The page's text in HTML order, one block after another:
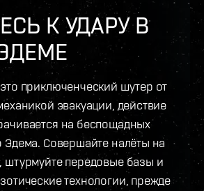
К УДАРУ В
приключенческий шутер от
эвакуации, действие
на беспощадных
Эдема. Совершайте налёты на
штурмуйте передовые базы и
технологии, прежде